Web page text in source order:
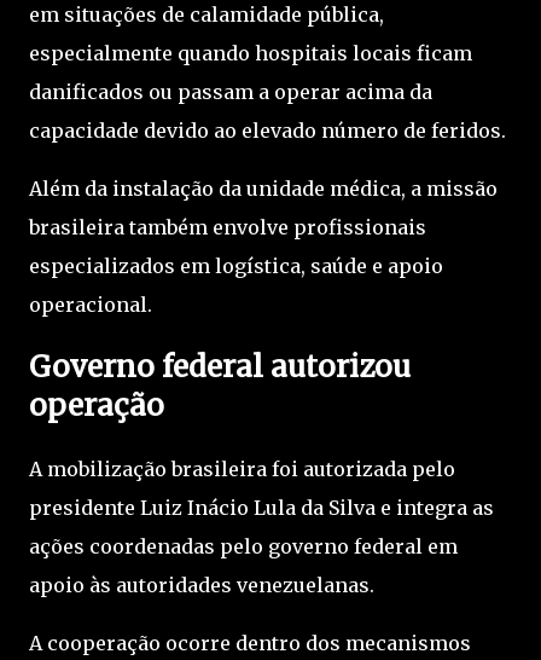
em situações de calamidade pública,
especialmente quando hospitais locais ficam
danificados ou passam a operar acima da
capacidade devido ao elevado número de feridos.
Além da instalação da unidade médica, a missão
brasileira também envolve profissionais
especializados em logística, saúde e apoio
operacional.
Governo federal autorizou
operação
A mobilização brasileira foi autorizada pelo
presidente Luiz Inácio Lula da Silva e integra as
ações coordenadas pelo governo federal em
apoio às autoridades venezuelanas.
A cooperação ocorre dentro dos mecanismos